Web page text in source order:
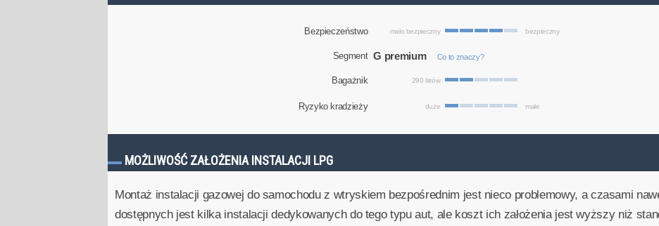
Bezpieczeństwo mało bezpieczny bezpieczny
Segment G premium Co to znaczy?
Bagażnik 290 litrów
Ryzyko kradzieży duże małe
MOŻLIWOŚĆ ZAŁOŻENIA INSTALACJI LPG
Montaż instalacji gazowej do samochodu z wtryskiem bezpośrednim jest nieco problemowy, a czasami
dostępnych jest kilka instalacji dedykowanych do tego typu aut, ale koszt ich założenia jest wyższy niż